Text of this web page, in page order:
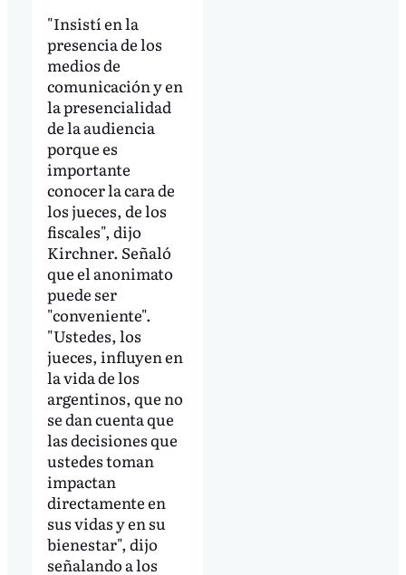
"Insistí en la
presencia de los
medios de
comunicación y en
la presencialidad
de la audiencia
porque es
importante
conocer la cara de
los jueces, de los
fiscales", dijo
Kirchner. Señaló
que el anonimato
puede ser
"conveniente".
"Ustedes, los
jueces, influyen en
la vida de los
argentinos, que no
se dan cuenta que
las decisiones que
ustedes toman
impactan
directamente en
sus vidas y en su
bienestar", dijo
señalando a los